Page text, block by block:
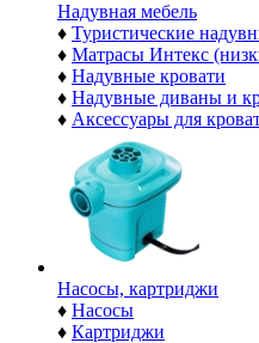
Надувная мебель
♦ Туристические
♦ Матрасы Интекс
♦ Надувные кровати
♦ Надувные диваны и
♦ Аксессуары для
Насосы, картриджи
♦ Насосы
♦ Картриджи